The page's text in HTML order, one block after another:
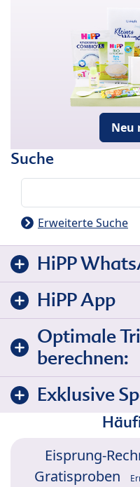
Neu
Suche
Erweiterte Suche
HiPP
HiPP App
Optimale
berechnen:
Exklusive
Eisprung-
Gratisproben